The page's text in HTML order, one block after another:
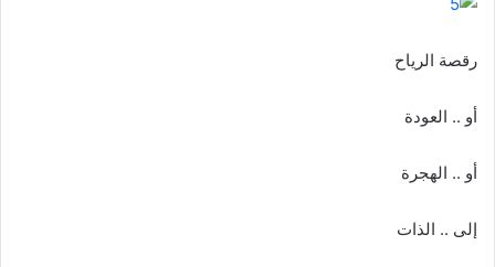
رقصة الرياح
أو .. العودة
أو .. الهجرة
إلى .. الذات